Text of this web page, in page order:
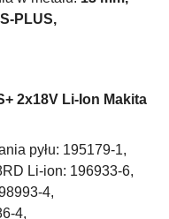
PLUS,
2x18V Li-Ion Makita
pyłu: 195179-1,
Li-ion: 196933-6,
4,
4,